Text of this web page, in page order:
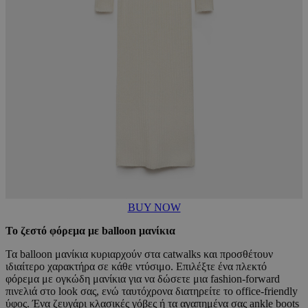
BUY NOW
Το ζεστό φόρεμα με balloon μανίκια
Τα balloon μανίκια κυριαρχούν στα catwalks και προσθέτουν
ιδιαίτερο χαρακτήρα σε κάθε ντύσιμο. Επιλέξτε ένα πλεκτό
φόρεμα με ογκώδη μανίκια για να δώσετε μια fashion-forward
πινελιά στο look σας, ενώ ταυτόχρονα διατηρείτε το office-friendly
ύφος. Ένα ζευγάρι κλασικές γόβες ή τα αγαπημένα σας ankle boots